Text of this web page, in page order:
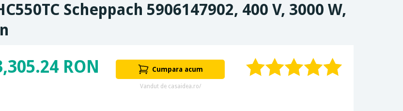
Scheppach 5906147902, 400 V, 3000 W,
RON Cumpara acum
Vandut de casaidea.ro/